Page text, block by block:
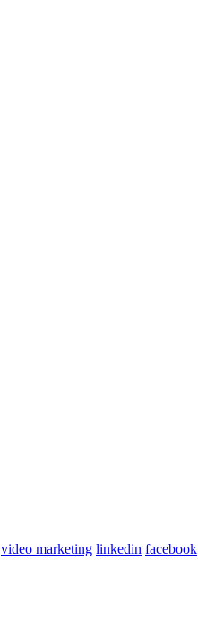
video marketing linkedin facebook